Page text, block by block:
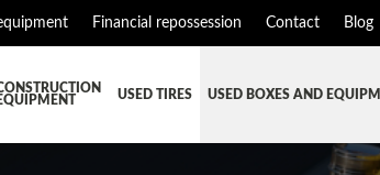
Financial repossession Contact Blog
EQUIPMENT
USED TIRES USED BOXES AND
BATTERY AND